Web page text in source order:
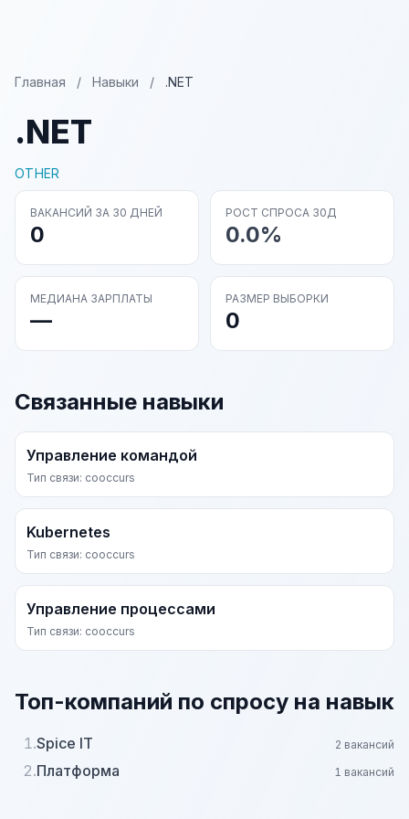
Главная / Навыки / .NET
.NET
OTHER
ВАКАНСИЙ ЗА 30 ДНЕЙ
0
РОСТ СПРОСА 30Д
0.0%
МЕДИАНА ЗАРПЛАТЫ
—
РАЗМЕР ВЫБОРКИ
0
Связанные навыки
Управление командой
Тип связи: cooccurs
Kubernetes
Тип связи: cooccurs
Управление процессами
Тип связи: cooccurs
Топ-компаний по спросу на навык
1.Spice IT 2 вакансий
2.Платформа 1 вакансий